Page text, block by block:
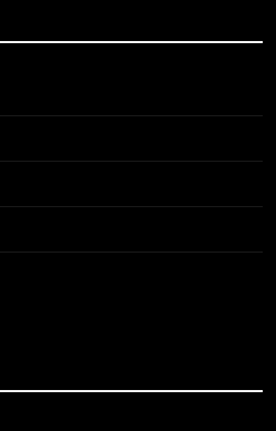
cu plata în crypto:
în 2026
jumătate din aceștia